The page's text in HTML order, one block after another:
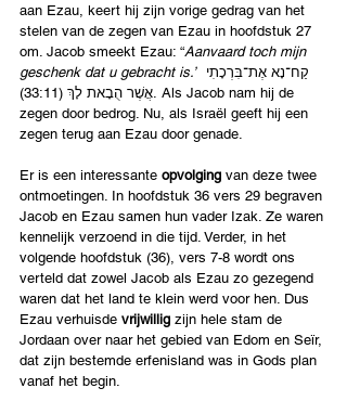
aan Ezau, keert hij zijn vorige gedrag van het
stelen van de zegen van Ezau in hoofdstuk 27
om. Jacob smeekt Ezau: “Aanvaard toch mijn
geschenk dat u gebracht is.”
אֲשֶׁר הֻבָאת לָךְ (33:11). Als Jacob nam hij de
zegen door bedrog. Nu, als Israël geeft hij een
zegen terug aan Ezau door genade.
Er is een interessante opvolging van deze twee
ontmoetingen. In hoofdstuk 36 vers 29 begraven
Jacob en Ezau samen hun vader Izak. Ze waren
kennelijk verzoend in die tijd. Verder, in het
volgende hoofdstuk (36), vers 7-8 wordt ons
verteld dat zowel Jacob als Ezau zo gezegend
waren dat het land te klein werd voor hen. Dus
Ezau verhuisde vrijwillig zijn hele stam de
Jordaan over naar het gebied van Edom en Seïr,
dat zijn bestemde erfenisland was in Gods plan
vanaf het begin.